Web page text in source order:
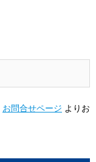
お問合せページ よりお